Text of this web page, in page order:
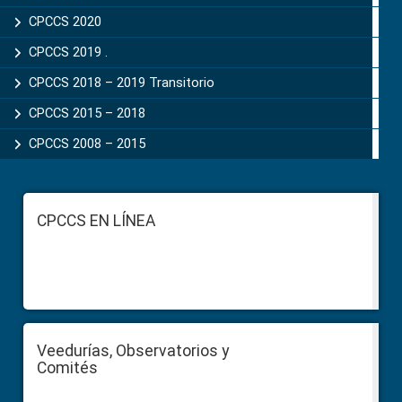
CPCCS 2020
CPCCS 2019 .
CPCCS 2018 – 2019 Transitorio
CPCCS 2015 – 2018
CPCCS 2008 – 2015
FooterCPCCS EN LÍNEA
Veedurías, Observatorios y
Comités